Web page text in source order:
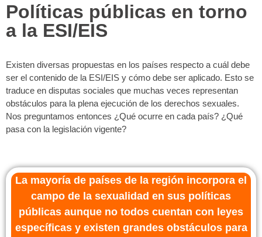
Políticas públicas en torno
a la ESI/EIS
Existen diversas propuestas en los países respecto a cuál debe
ser el contenido de la ESI/EIS y cómo debe ser aplicado. Esto se
traduce en disputas sociales que muchas veces representan
obstáculos para la plena ejecución de los derechos sexuales.
Nos preguntamos entonces ¿Qué ocurre en cada país? ¿Qué
pasa con la legislación vigente?
La mayoría de países de la región incorpora el
campo de la sexualidad en sus políticas
públicas aunque no todos cuentan con leyes
específicas y existen grandes obstáculos para